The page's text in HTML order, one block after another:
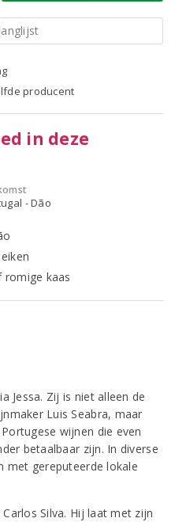
producent
in deze
- Dão
romige kaas
Jessa. Zij is niet alleen de
Luis Seabra, maar
wijnen die even
betaalbaar zijn. In diverse
met gereputeerde lokale
Silva. Hij laat met zijn